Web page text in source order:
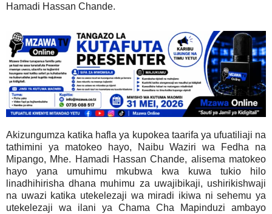
Hamadi Hassan Chande.
Akizungumza katika hafla ya kupokea taarifa ya ufuatiliaji na
tathimini ya matokeo hayo, Naibu Waziri wa Fedha na
Mipango, Mhe. Hamadi Hassan Chande, alisema matokeo
hayo yana umuhimu mkubwa kwa kuwa tukio hilo
linadhihirisha dhana muhimu za uwajibikaji, ushirikishwaji
na uwazi katika utekelezaji wa miradi ikiwa ni sehemu ya
utekelezaji wa ilani ya Chama Cha Mapinduzi ambayo